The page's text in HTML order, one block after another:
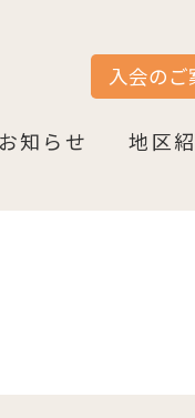
入会のご
お知らせ
地区